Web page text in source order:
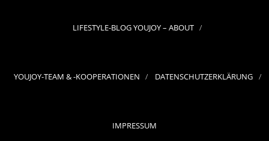
LIFESTYLE-BLOG YOUJOY – ABOUT
YOUJOY-TEAM & -KOOPERATIONEN DATENSCHUTZERKLÄRUNG
IMPRESSUM